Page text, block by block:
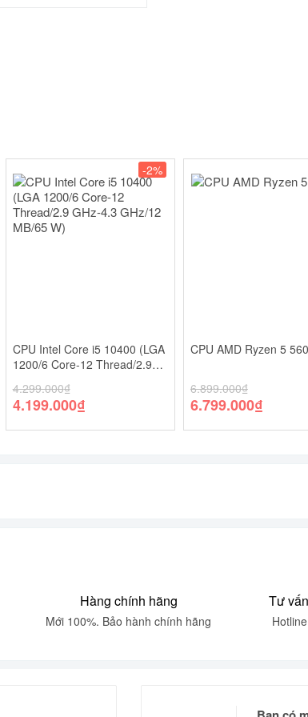
-2%
CPU Intel Core i5 10400 (LGA
1200/6 Core-12 Thread/2.9
4.299.000₫
4.199.000₫
CPU AMD Ryzen 5
6.899.000₫
6.799.000₫
Hàng chính hãng
Mới 100%. Bảo hành chính hãng
Tư